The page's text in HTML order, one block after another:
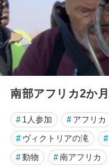
南部アフリカ2か
# 1人参加 # アフリカ
# ヴィクトリアの滝 #
#動物 #南アフリカ